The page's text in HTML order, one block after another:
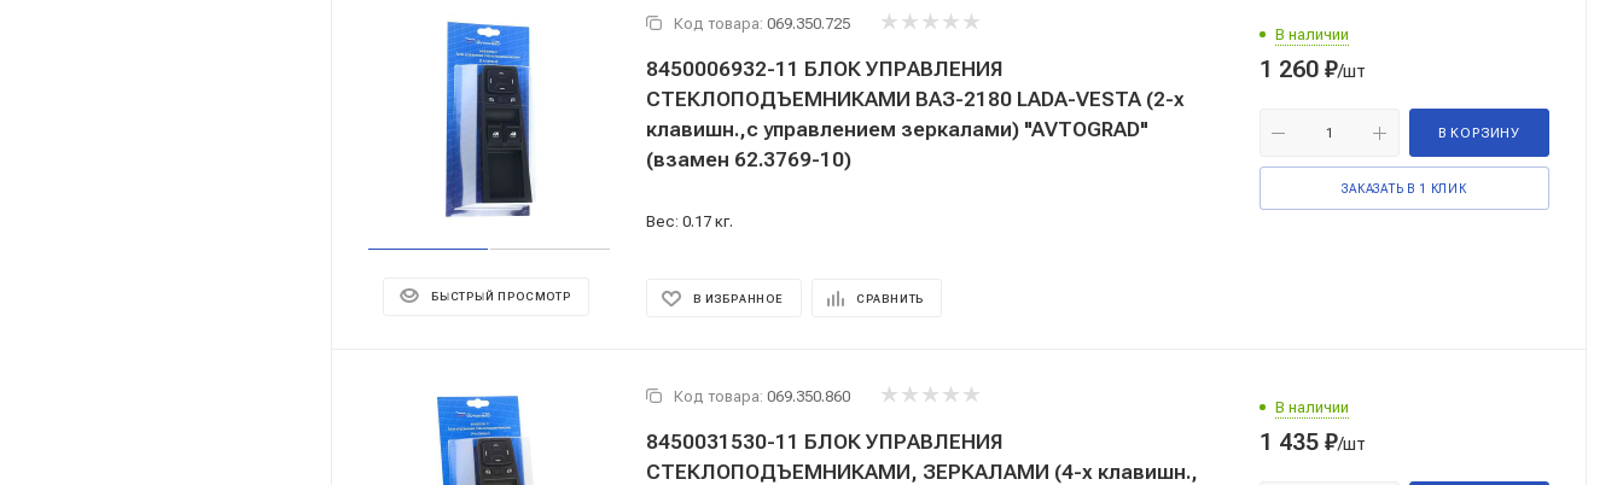
БЫСТРЫЙ ПРОСМОТР
Код товара: 069.350.725
8450006932-11 БЛОК УПРАВЛЕНИЯ
СТЕКЛОПОДЪЕМНИКАМИ ВАЗ-2180 LADA-VESTA (2-х
клавишн.,с управлением зеркалами) "AVTOGRAD"
(взамен 62.3769-10)
Вес: 0.17 кг.
В ИЗБРАННОЕ СРАВНИТЬ
В наличии
1 260 ₽/шт
В КОРЗИНУ
ЗАКАЗАТЬ В 1 КЛИК
Код товара: 069.350.860
8450031530-11 БЛОК УПРАВЛЕНИЯ
СТЕКЛОПОДЪЕМНИКАМИ, ЗЕРКАЛАМИ (4-х клавишн.,
В наличии
1 435 ₽/шт